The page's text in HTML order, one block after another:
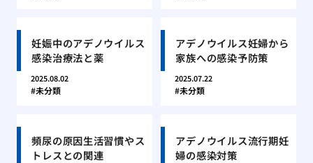
妊娠中のアデノウイルス
感染治療法と薬
2025.08.02
未分類
アデノウイルス妊婦から
家族への感染予防策
2025.07.22
未分類
頻尿の原因生活習慣やス
トレスとの関連
アデノウイルス流行期妊
婦の感染対策